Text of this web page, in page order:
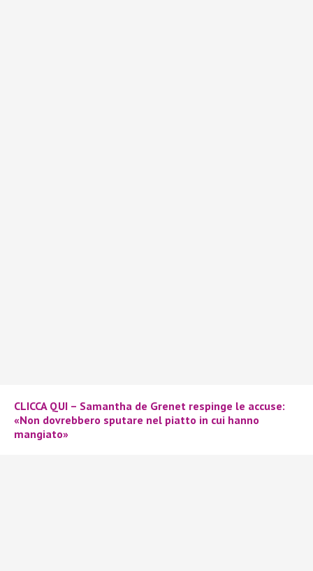
CLICCA QUI – Samantha de Grenet respinge le accuse:
«Non dovrebbero sputare nel piatto in cui hanno
mangiato»